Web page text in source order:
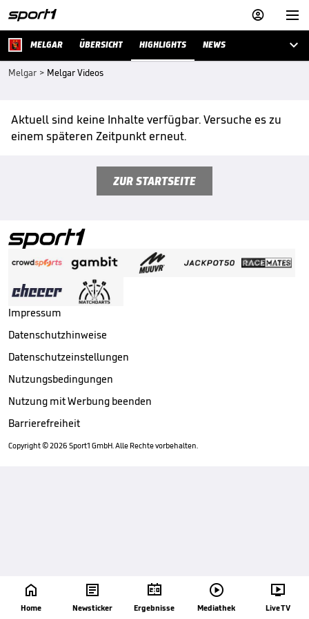


MELGAR ÜBERSICHT HIGHLIGHTS NEWS 
Melgar > Melgar Videos
Aktuell sind keine Inhalte verfügbar. Versuche es zu
einem späteren Zeitpunkt erneut.

Home

Newsticker

Ergebnisse

Mediathek

Live TV
ZUR STARTSEITE
Impressum
Datenschutzhinweise
Datenschutzeinstellungen
Nutzungsbedingungen
Nutzung mit Werbung beenden
Barrierefreiheit
Copyright ©2026 Sport1 GmbH. Alle Rechte vorbehalten.